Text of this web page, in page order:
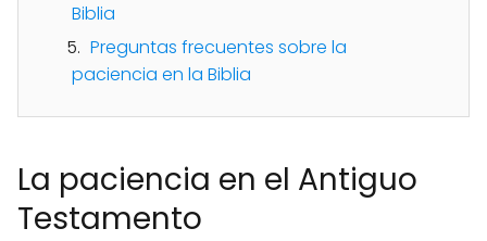
Biblia
Preguntas frecuentes sobre la
paciencia en la Biblia
La paciencia en el Antiguo
Testamento